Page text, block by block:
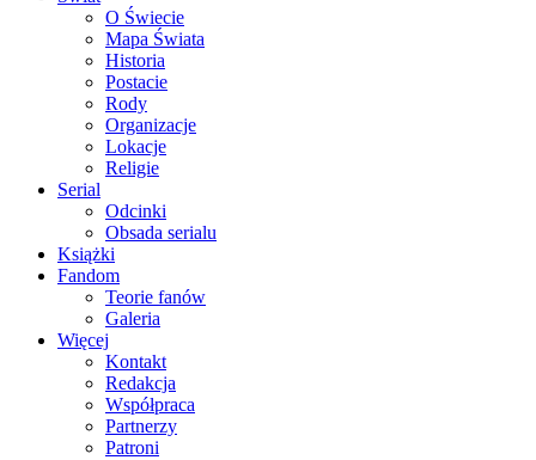
O Świecie
Mapa Świata
Historia
Postacie
Rody
Organizacje
Lokacje
Religie
Serial
Odcinki
Obsada serialu
Książki
Fandom
Teorie fanów
Galeria
Więcej
Kontakt
Redakcja
Współpraca
Partnerzy
Patroni